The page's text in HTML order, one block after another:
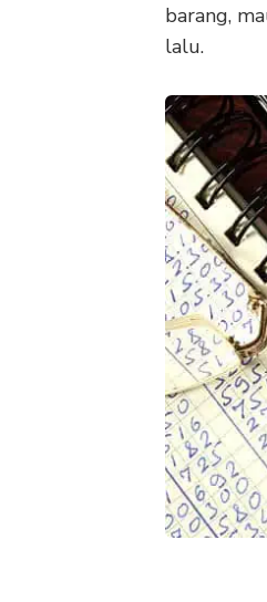
barang,
lalu.